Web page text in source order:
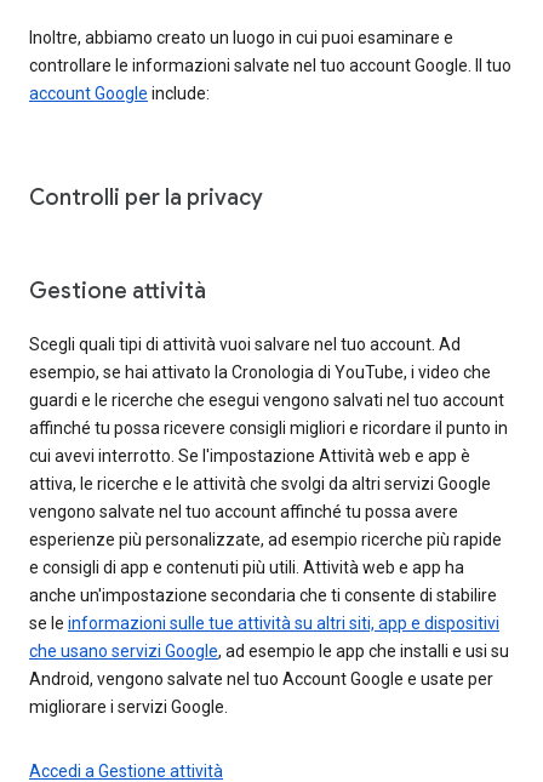
Inoltre, abbiamo creato un luogo in cui puoi esaminare e
controllare le informazioni salvate nel tuo account Google. Il tuo
account Google include:
Controlli per la privacy
Gestione attività
Scegli quali tipi di attività vuoi salvare nel tuo account. Ad
esempio, se hai attivato la Cronologia di YouTube, i video che
guardi e le ricerche che esegui vengono salvati nel tuo account
affinché tu possa ricevere consigli migliori e ricordare il punto in
cui avevi interrotto. Se l'impostazione Attività web e app è
attiva, le ricerche e le attività che svolgi da altri servizi Google
vengono salvate nel tuo account affinché tu possa avere
esperienze più personalizzate, ad esempio ricerche più rapide
e consigli di app e contenuti più utili. Attività web e app ha
anche un'impostazione secondaria che ti consente di stabilire
se le informazioni sulle tue attività su altri siti, app e dispositivi
che usano servizi Google, ad esempio le app che installi e usi su
Android, vengono salvate nel tuo Account Google e usate per
migliorare i servizi Google.
Accedi a Gestione attività